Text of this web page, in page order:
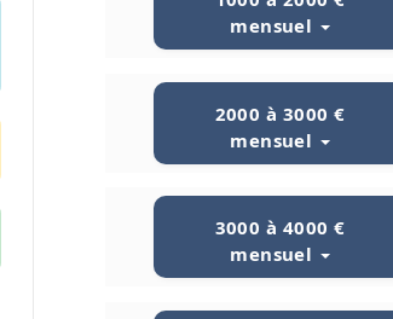
mensuel
2000 à 3000 €
mensuel
3000 à 4000 €
mensuel